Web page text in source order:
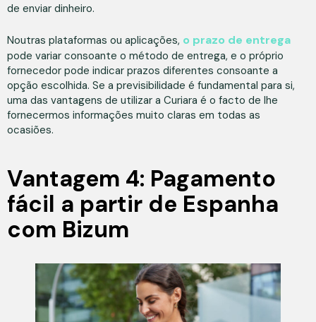
de enviar dinheiro.
Noutras plataformas ou aplicações, o prazo de entrega
pode variar consoante o método de entrega, e o próprio
fornecedor pode indicar prazos diferentes consoante a
opção escolhida. Se a previsibilidade é fundamental para si,
uma das vantagens de utilizar a Curiara é o facto de lhe
fornecermos informações muito claras em todas as
ocasiões.
Vantagem 4: Pagamento
fácil a partir de Espanha
com Bizum